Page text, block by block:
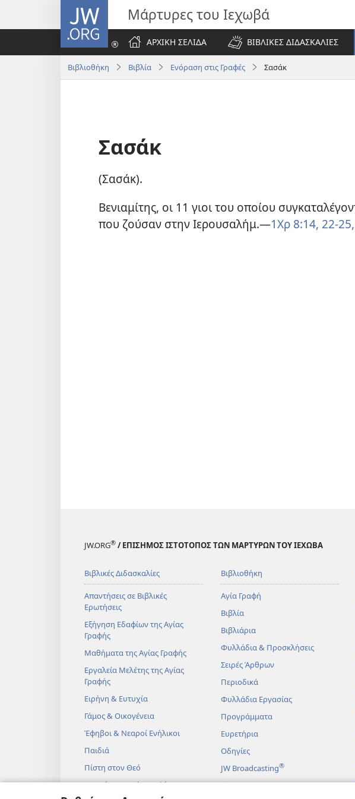
JW.ORG Μάρτυρες του Ιεχωβά
ΑΡΧΙΚΗ ΣΕΛΙΔΑ
ΒΙΒΛΙΚΕΣ ΔΙΔΑΣΚΑΛΙΕΣ
Βιβλιοθήκη Βιβλία Ενόραση στις Γραφές Σασάκ
Σασάκ
(Σασάκ).
Βενιαμίτης, οι 11 γιοι του οποίου
που ζούσαν στην Ιερουσαλήμ.—1Χρ 8:14, 22-25,
JW.ORG® / ΕΠΙΣΗΜΟΣ ΙΣΤΟΤΟΠΟΣ ΤΩΝ ΜΑΡΤΥΡΩΝ ΤΟΥ ΙΕΧΩΒΑ
Βιβλικές Διδασκαλίες
Απαντήσεις σε Βιβλικές
Ερωτήσεις
Εξήγηση Εδαφίων της Αγίας
Γραφής
Μαθήματα της Αγίας Γραφής
Εργαλεία Μελέτης της Αγίας
Γραφής
Ειρήνη & Ευτυχία
Γάμος & Οικογένεια
Έφηβοι & Νεαροί Ενήλικοι
Παιδιά
Πίστη στον Θεό
Επιστήμη & Αγία Γραφή
Βιβλιοθήκη
Αγία Γραφή
Βιβλία
Βιβλιάρια
Φυλλάδια & Προσκλήσεις
Σειρές Άρθρων
Περιοδικά
Φυλλάδια Εργασίας
Προγράμματα
Ευρετήρια
Οδηγίες
JW Broadcasting®
Βίντεο